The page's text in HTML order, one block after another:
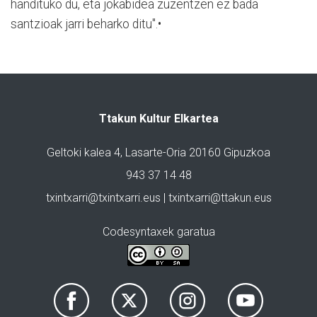
handituko du, eta jokabidea zuzentzen ez bada
santzioak jarri beharko ditu".•
Ttakun Kultur Elkartea
Geltoki kalea 4, Lasarte-Oria 20160 Gipuzkoa
943 37 14 48
txintxarri@txintxarri.eus | txintxarri@ttakun.eus
Codesyntaxek garatua